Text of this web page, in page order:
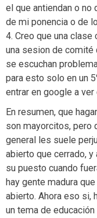
el que antiendan o no
de mi ponencia o de
4. Creo que una
una sesion de comité
se escuchan
para esto solo en un
entrar en google a
En resumen, que
son mayorcitos, pero
general les suele
abierto que cerrado,
su puesto cuando
hay gente madura
abierto. Ahora eso si,
un tema de